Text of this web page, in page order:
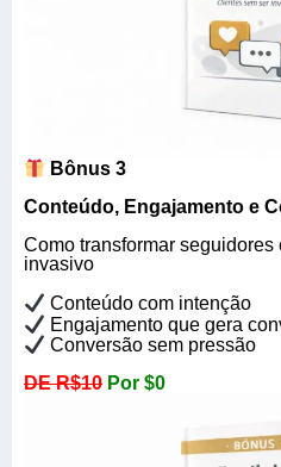
Bônus 3
Conteúdo, Engajamento e
Como transformar seguidores
invasivo
Conteúdo com intenção
Engajamento que gera
Conversão sem pressão
DE R$10 Por $0